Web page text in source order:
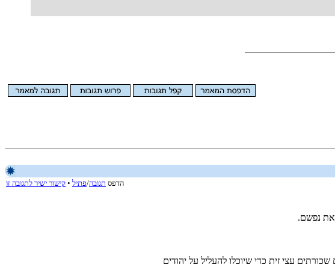
הדפס תגובה/פתיל • קישור ישיר לתגובה זו
את נפשם.
עצי זית כדי שיוכלו להעליל על יהודים